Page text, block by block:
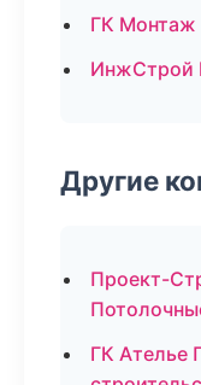
ГК Монтаж
ИнжСтрой
Другие
Проект-
ГК Ателье